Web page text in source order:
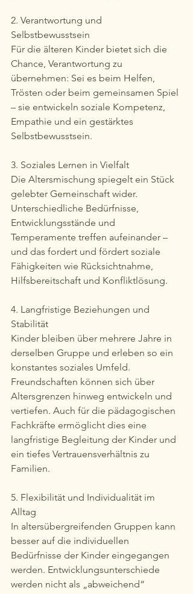
2. Verantwortung und
Selbstbewusstsein
Für die älteren Kinder bietet sich die
Chance, Verantwortung zu
übernehmen: Sei es beim Helfen,
Trösten oder beim gemeinsamen Spiel
– sie entwickeln soziale Kompetenz,
Empathie und ein gestärktes
Selbstbewusstsein.
3. Soziales Lernen in Vielfalt
Die Altersmischung spiegelt ein Stück
gelebter Gemeinschaft wider.
Unterschiedliche Bedürfnisse,
Entwicklungsstände und
Temperamente treffen aufeinander –
und das fordert und fördert soziale
Fähigkeiten wie Rücksichtnahme,
Hilfsbereitschaft und Konfliktlösung.
4. Langfristige Beziehungen und
Stabilität
Kinder bleiben über mehrere Jahre in
derselben Gruppe und erleben so ein
konstantes soziales Umfeld.
Freundschaften können sich über
Altersgrenzen hinweg entwickeln und
vertiefen. Auch für die pädagogischen
Fachkräfte ermöglicht dies eine
langfristige Begleitung der Kinder und
ein tiefes Vertrauensverhältnis zu
Familien.
5. Flexibilität und Individualität im
Alltag
In altersübergreifenden Gruppen kann
besser auf die individuellen
Bedürfnisse der Kinder eingegangen
werden. Entwicklungsunterschiede
werden nicht als „abweichend“